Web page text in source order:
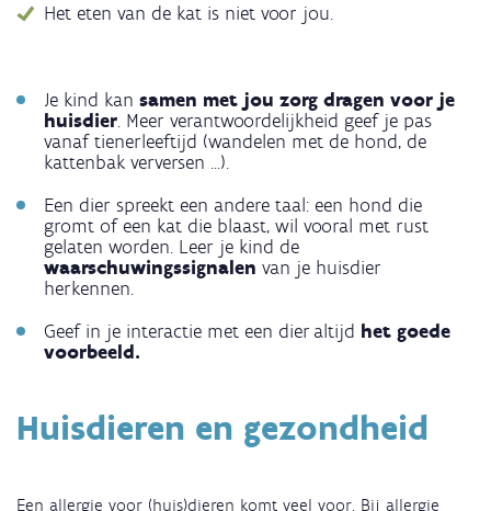
Het eten van de kat is niet voor jou.
Je kind kan samen met jou zorg dragen voor je
huisdier. Meer verantwoordelijkheid geef je pas
vanaf tienerleeftijd (wandelen met de hond, de
kattenbak verversen ...).
Een dier spreekt een andere taal: een hond die
gromt of een kat die blaast, wil vooral met rust
gelaten worden. Leer je kind de
waarschuwingssignalen van je huisdier
herkennen.
Geef in je interactie met een dier altijd het goede
voorbeeld.
Huisdieren en gezondheid
Een allergie voor (huis)dieren komt veel voor. Bij allergie